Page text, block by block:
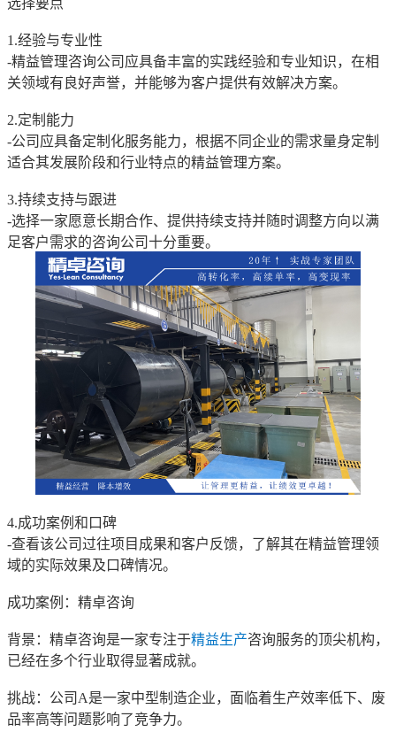
1.经验与专业性
-精益管理咨询公司应具备丰富的实践经验和专业知识，在相
关领域有良好声誉，并能够为客户提供有效解决方案。
2.定制能力
-公司应具备定制化服务能力，根据不同企业的需求量身定制
适合其发展阶段和行业特点的精益管理方案。
3.持续支持与跟进
-选择一家愿意长期合作、提供持续支持并随时调整方向以满
足客户需求的咨询公司十分重要。
4.成功案例和口碑
-查看该公司过往项目成果和客户反馈，了解其在精益管理领
域的实际效果及口碑情况。
成功案例：精卓咨询
背景：精卓咨询是一家专注于精益生产咨询服务的顶尖机构，
已经在多个行业取得显著成就。
挑战：公司A是一家中型制造企业，面临着生产效率低下、废
品率高等问题影响了竞争力。